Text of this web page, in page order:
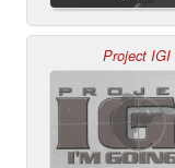
Project IGI